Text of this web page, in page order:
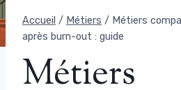
Accueil / Métiers / Métiers
après burn-out : guide
Métiers